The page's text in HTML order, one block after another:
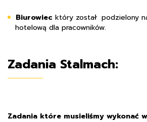
Biurowiec który został podzielony
hotelową dla pracowników.
Zadania Stalmach:
Zadania które musieliśmy wykonać